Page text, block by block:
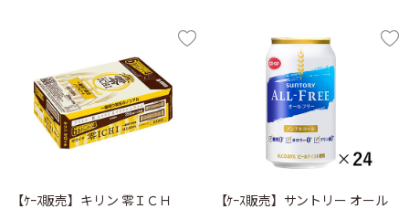
【ｹｰｽ販売】キリン 零ＩＣＨ
【ｹｰｽ販売】サントリー オール